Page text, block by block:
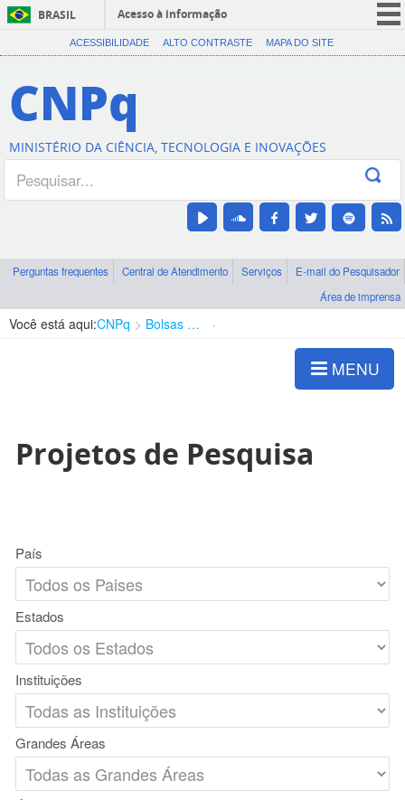
BRASIL
Acesso à informação
CORONAVÍRUS (COVID-19)
Canais
ACESSIBILIDADE ALTO CONTRASTE MAPA DO SITE
CNPq
MINISTÉRIO DA CIÊNCIA, TECNOLOGIA E INOVAÇÕES
Perguntas frequentes Central de Atendimento Serviços
E-mail do Pesquisador
Área de imprensa
Você está aqui:CNPq Bolsas e Auxílios Vigentes
MENU
Projetos de Pesquisa
País
Estados
Instituições
Grandes Áreas